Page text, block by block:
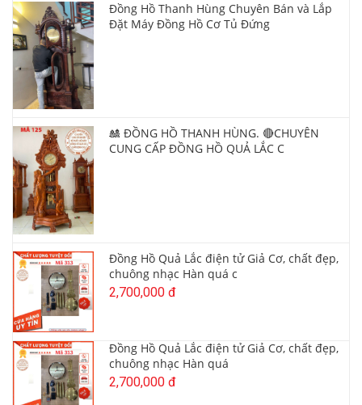
Đồng Hồ Thanh Hùng Chuyên Bán và Lắp
Đặt Máy Đồng Hồ Cơ Tủ Đứng
🎎 ĐỒNG HỒ THANH HÙNG. 🔴CHUYÊN
CUNG CẤP ĐỒNG HỒ QUẢ LẮC C
Đồng Hồ Quả Lắc điện tử Giả Cơ, chất đẹp,
chuông nhạc Hàn quá c
2,700,000 đ
Đồng Hồ Quả Lắc điện tử Giả Cơ, chất đẹp,
chuông nhạc Hàn quá
2,700,000 đ